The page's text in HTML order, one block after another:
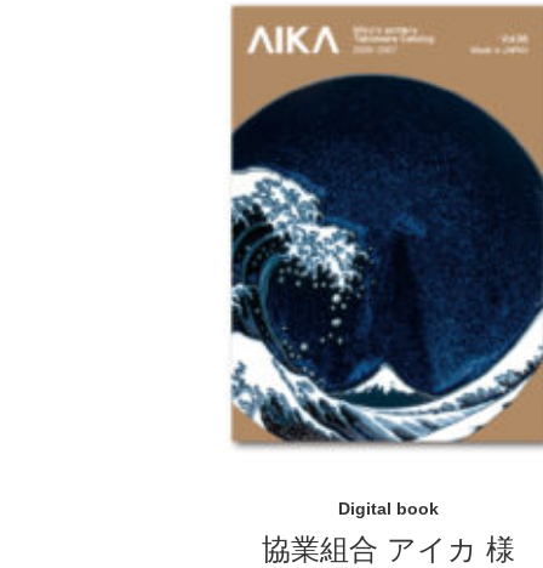
Digital book
協業組合 アイカ 様